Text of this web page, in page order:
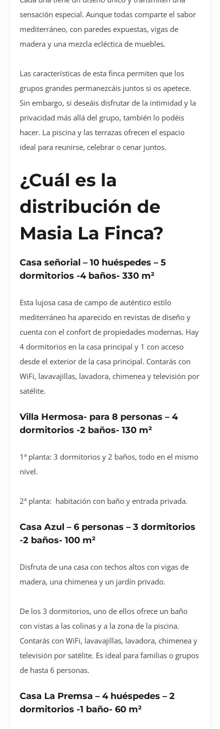
sensación especial. Aunque todas comparte el sabor
mediterráneo, con paredes expuestas, vigas de
madera y una mezcla ecléctica de muebles.
Las características de esta finca permiten que los
grupos grandes permanezcáis juntos si os apetece.
Sin embargo, si deseáis disfrutar de la intimidad y la
privacidad más allá del grupo, también lo podéis
hacer. La piscina y las terrazas ofrecen el espacio
ideal para reunirse, celebrar o cenar juntos.
¿Cuál es la
distribución de
Masia La Finca?
Casa señorial – 10 huéspedes – 5
dormitorios -4 baños- 330 m²
Esta lujosa casa de campo de auténtico estilo
mediterráneo ha aparecido en revistas de diseño y
cuenta con el confort de propiedades modernas. Hay
4 dormitorios en la casa principal y 1 con acceso
desde el exterior de la casa principal. Contarás con
WiFi, lavavajillas, lavadora, chimenea y televisión por
satélite.
Villa Hermosa- para 8 personas – 4
dormitorios -2 baños- 130 m²
1ª planta: 3 dormitorios y 2 baños, todo en el mismo
nivel.
2ª planta: habitación con baño y entrada privada.
Casa Azul – 6 personas – 3 dormitorios
-2 baños- 100 m²
Disfruta de una casa con techos altos con vigas de
madera, una chimenea y un jardín privado.
De los 3 dormitorios, uno de ellos ofrece un baño
con vistas a las colinas y a la zona de la piscina.
Contarás con WiFi, lavavajillas, lavadora, chimenea y
televisión por satélite. Es ideal para familias o grupos
de hasta 6 personas.
Casa La Premsa – 4 huéspedes – 2
dormitorios -1 baño- 60 m²